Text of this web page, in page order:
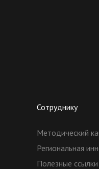
Сотруднику
Методический
Региональная
Полезные ссылки